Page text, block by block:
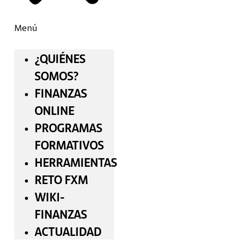
Menú
¿QUIÉNES
SOMOS?
FINANZAS
ONLINE
PROGRAMAS
FORMATIVOS
HERRAMIENTAS
RETO FXM
WIKI-
FINANZAS
ACTUALIDAD